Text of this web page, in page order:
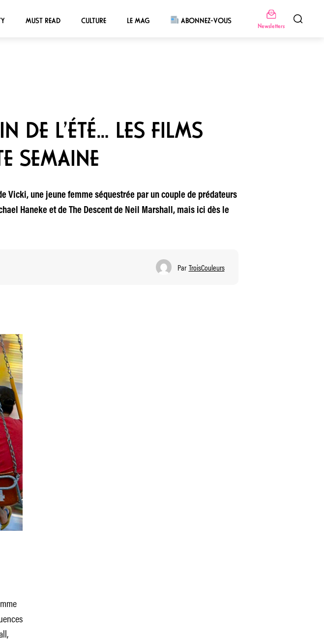
MUST READ CULTURE LE MAG ABONNEZ-VOUS
Newsletters
DE L’ÉTÉ… LES FILMS
SEMAINE
Vicki, une jeune femme séquestrée par un couple de prédateurs
Haneke et de The Descent de Neil Marshall, mais ici dès le
Par TroisCouleurs